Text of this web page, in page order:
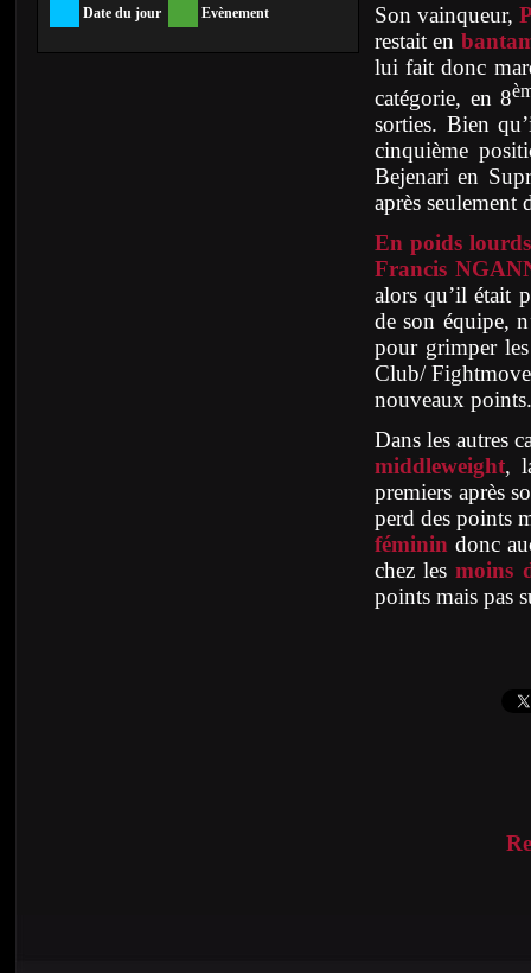
Date du jour Evènement
Son vainqueur,
restait en
lui fait donc
catégorie, en 8
sorties. Bien
cinquième
Bejenari en
après seulement
En poids lourds
Francis
alors qu’il était
de son équipe,
pour grimper
Club/
nouveaux points.
Dans les autres
middleweight,
premiers après
perd des points
féminin donc
chez lesmoins
points mais pas